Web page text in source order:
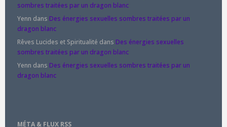
sombres traitées par un dragon blanc
Yenn dans Des énergies sexuelles sombres traitées par un
dragon blanc
Rêves Lucides et Spiritualité dans Des énergies sexuelles
sombres traitées par un dragon blanc
Yenn dans Des énergies sexuelles sombres traitées par un
dragon blanc
MÉTA & FLUX RSS